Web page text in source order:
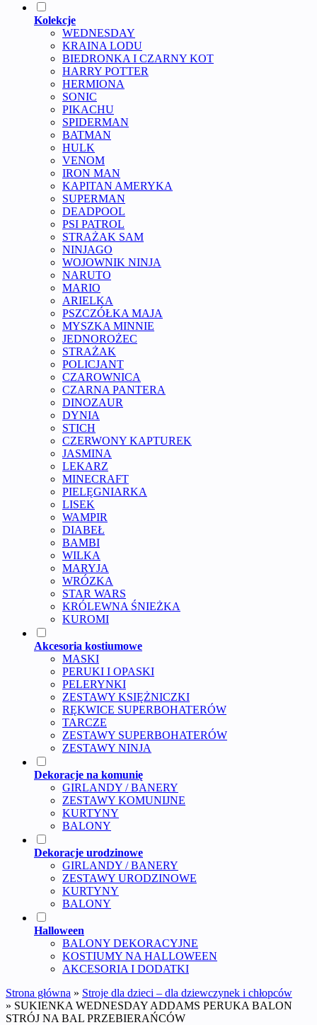
Kolekcje
WEDNESDAY
KRAINA LODU
BIEDRONKA I CZARNY KOT
HARRY POTTER
HERMIONA
SONIC
PIKACHU
SPIDERMAN
BATMAN
HULK
VENOM
IRON MAN
KAPITAN AMERYKA
SUPERMAN
DEADPOOL
PSI PATROL
STRAŻAK SAM
NINJAGO
WOJOWNIK NINJA
NARUTO
MARIO
ARIELKA
PSZCZÓŁKA MAJA
MYSZKA MINNIE
JEDNOROŻEC
STRAŻAK
POLICJANT
CZAROWNICA
CZARNA PANTERA
DINOZAUR
DYNIA
STICH
CZERWONY KAPTUREK
JASMINA
LEKARZ
MINECRAFT
PIELĘGNIARKA
LISEK
WAMPIR
DIABEŁ
BAMBI
WILKA
MARYJA
WRÓZKA
STAR WARS
KRÓLEWNA ŚNIEŻKA
KUROMI
Akcesoria kostiumowe
MASKI
PERUKI I OPASKI
PELERYNKI
ZESTAWY KSIĘŻNICZKI
RĘKWICE SUPERBOHATERÓW
TARCZE
ZESTAWY SUPERBOHATERÓW
ZESTAWY NINJA
Dekoracje na komunię
GIRLANDY / BANERY
ZESTAWY KOMUNIJNE
KURTYNY
BALONY
Dekoracje urodzinowe
GIRLANDY / BANERY
ZESTAWY URODZINOWE
KURTYNY
BALONY
Halloween
BALONY DEKORACYJNE
KOSTIUMY NA HALLOWEEN
AKCESORIA I DODATKI
Strona główna » Stroje dla dzieci – dla dziewczynek i chłopców
» SUKIENKA WEDNESDAY ADDAMS PERUKA BALON
STRÓJ NA BAL PRZEBIERAŃCÓW